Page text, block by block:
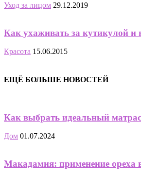
Уход за лицом 29.12.2019
Как ухаживать за кутикулой и
Красота 15.06.2015
ЕЩЁ БОЛЬШЕ НОВОСТЕЙ
Как выбрать идеальный
Дом 01.07.2024
Макадамия: применение ореха